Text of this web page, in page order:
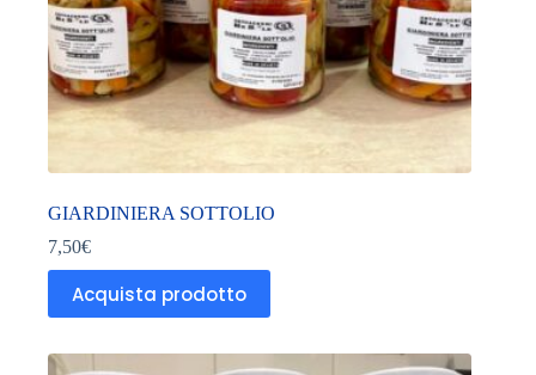
GIARDINIERA SOTTOLIO
7,50€
Acquista prodotto